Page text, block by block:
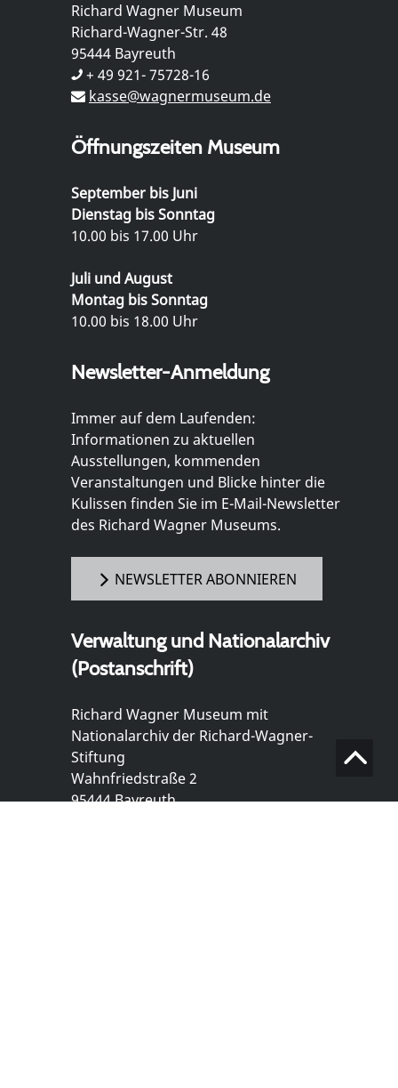
Richard Wagner Museum
Richard-Wagner-Str. 48
95444 Bayreuth
+ 49 921- 75728-16
kasse@wagnermuseum.de
Öffnungszeiten Museum
September bis Juni
Dienstag bis Sonntag
10.00 bis 17.00 Uhr
Juli und August
Montag bis Sonntag
10.00 bis 18.00 Uhr
Newsletter-Anmeldung
Immer auf dem Laufenden:
Informationen zu aktuellen
Ausstellungen, kommenden
Veranstaltungen und Blicke hinter die
Kulissen finden Sie im E-Mail-Newsletter
des Richard Wagner Museums.
NEWSLETTER ABONNIEREN
Verwaltung und Nationalarchiv
(Postanschrift)
Richard Wagner Museum mit
Nationalarchiv der Richard-Wagner-
Stiftung
Wahnfriedstraße 2
95444 Bayreuth